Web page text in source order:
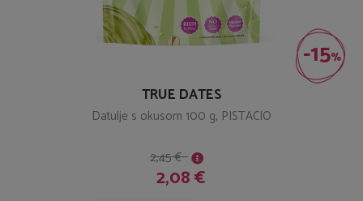
-15%
TRUE DATES
Datulje s okusom 100 g, PISTACIO
2,45 €
2,08 €